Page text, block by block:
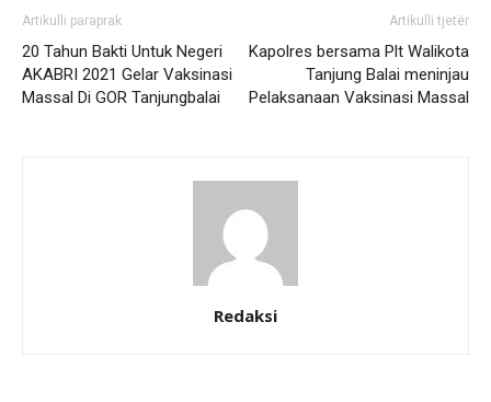
Artikulli paraprak
20 Tahun Bakti Untuk Negeri
AKABRI 2021 Gelar Vaksinasi
Massal Di GOR Tanjungbalai
Artikulli tjetër
Kapolres bersama Plt Walikota
Tanjung Balai meninjau
Pelaksanaan Vaksinasi Massal
Redaksi